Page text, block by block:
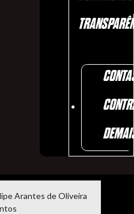
Arantes de Oliveira